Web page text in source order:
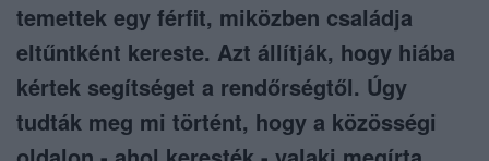
temettek egy férfit, miközben családja
eltűntként kereste. Azt állítják, hogy hiába
kértek segítséget a rendőrségtől. Úgy
tudták meg mi történt, hogy a közösségi